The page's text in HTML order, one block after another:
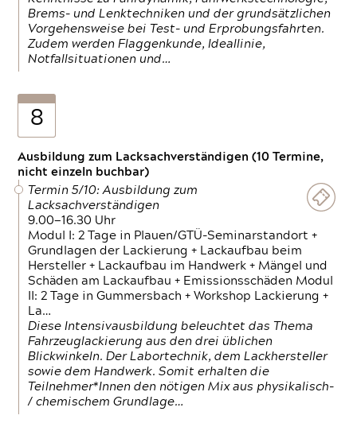
Brems- und Lenktechniken und der grundsätzlichen
Vorgehensweise bei Test- und Erprobungsfahrten.
Zudem werden Flaggenkunde, Ideallinie,
Notfallsituationen und…
8
Ausbildung zum Lacksachverständigen (10 Termine,
nicht einzeln buchbar)
Termin 5/10: Ausbildung zum
Lacksachverständigen
9.00—16.30 Uhr
Modul I: 2 Tage in Plauen/GTÜ-Seminarstandort +
Grundlagen der Lackierung + Lackaufbau beim
Hersteller + Lackaufbau im Handwerk + Mängel und
Schäden am Lackaufbau + Emissionsschäden Modul
II: 2 Tage in Gummersbach + Workshop Lackierung +
La…
Diese Intensivausbildung beleuchtet das Thema
Fahrzeuglackierung aus den drei üblichen
Blickwinkeln. Der Labortechnik, dem Lackhersteller
sowie dem Handwerk. Somit erhalten die
Teilnehmer*Innen den nötigen Mix aus physikalisch-
/ chemischem Grundlage…